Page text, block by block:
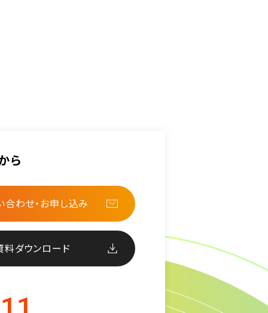
ら
合わせ・お申し込み
料ダウンロード